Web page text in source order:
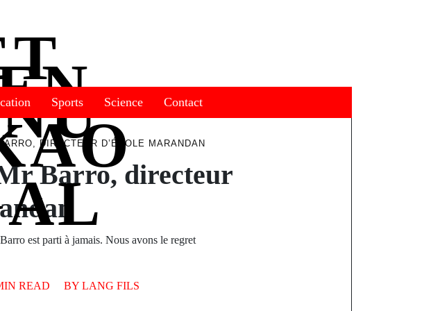
Sports Science Contact
DIRECTEUR D’ÉCOLE MARANDAN
Barro, directeur
est parti à jamais. Nous avons le regret
BY LANG FILS
READ